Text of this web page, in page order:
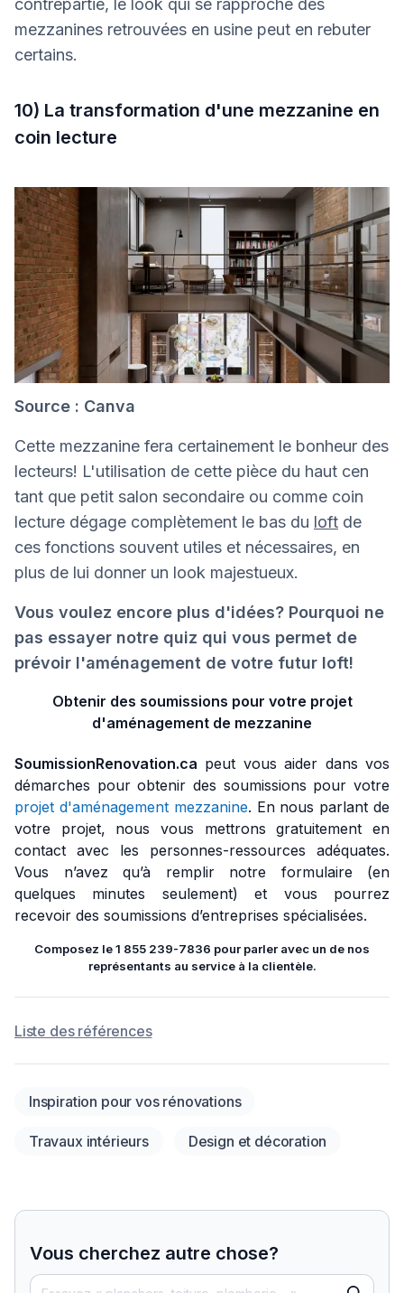
contrepartie, le look qui se rapproche des
mezzanines retrouvées en usine peut en rebuter
certains.
10) La transformation d'une mezzanine en
coin lecture
Source : Canva
Cette mezzanine fera certainement le bonheur des
lecteurs! L'utilisation de cette pièce du haut cen
tant que petit salon secondaire ou comme coin
lecture dégage complètement le bas du loft de
ces fonctions souvent utiles et nécessaires, en
plus de lui donner un look majestueux.
Vous voulez encore plus d'idées? Pourquoi ne
pas essayer notre quiz qui vous permet de
prévoir l'aménagement de votre futur loft!
Obtenir des soumissions pour votre projet
d'aménagement de mezzanine
SoumissionRenovation.ca peut vous aider dans vos
démarches pour obtenir des soumissions pour votre
projet d'aménagement mezzanine. En nous parlant de
votre projet, nous vous mettrons gratuitement en
contact avec les personnes-ressources adéquates.
Vous n’avez qu’à remplir notre formulaire (en
quelques minutes seulement) et vous pourrez
recevoir des soumissions d’entreprises spécialisées.
Composez le 1 855 239-7836 pour parler avec un de nos
représentants au service à la clientèle.
Liste des références
Inspiration pour vos rénovations
Travaux intérieurs Design et décoration
Vous cherchez autre chose?